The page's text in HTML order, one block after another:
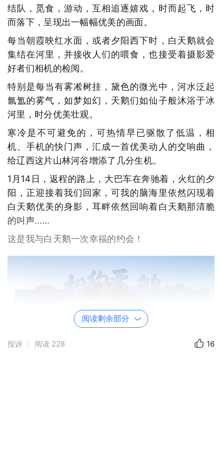
结队，觅食，游动，互相追逐嬉戏，时而起飞，时
而落下，呈现出一幅幅优美的画面。
每当朝霞映红水面，或者夕阳西下时，白天鹅就会
集结在河里，并接收人们的喂食，也接受着摄影爱
好者们相机的检阅。
特别是每当有雾凇树挂，黛色的微光中，河水泛起
氤氲的雾气，如梦如幻，天鹅们如仙子般沐浴于冰
河里，时分优美壮观。
寒冷是不可避免的，可热情早已驱散了低温，相
机、手机的快门声，汇成一首优美动人的交响曲，
给辽西这片山林河谷增添了几分生机。
1月14日，返程的路上，大巴车在奔驰着，火红的夕
阳，正迎接着我们回家，可我的脑海里依然闪现着
白天鹅优美的身影，耳畔依然回响着白天鹅那清脆
的叫声……
这是我与白天鹅一次幸福的约会！
阅读剩余部分
投诉 阅读 228 16